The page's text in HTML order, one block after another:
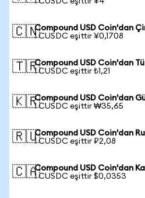
🇨🇳Compound USD Coin'dan
1 CUSDC eşittir ¥0,1708
🇹🇷Compound USD Coin'dan
1 CUSDC eşittir ₺1,21
🇰🇷Compound USD Coin'dan
1 CUSDC eşittir ₩35,65
🇷🇺Compound USD Coin'dan
1 CUSDC eşittir ₽2,08
🇨🇦Compound USD Coin'dan
1 CUSDC eşittir $0,0353